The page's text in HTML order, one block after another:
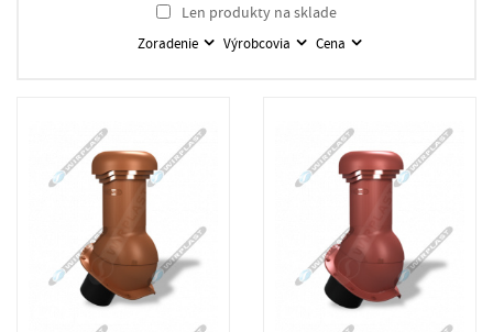
Len produkty na sklade
Zoradenie Výrobcovia Cena